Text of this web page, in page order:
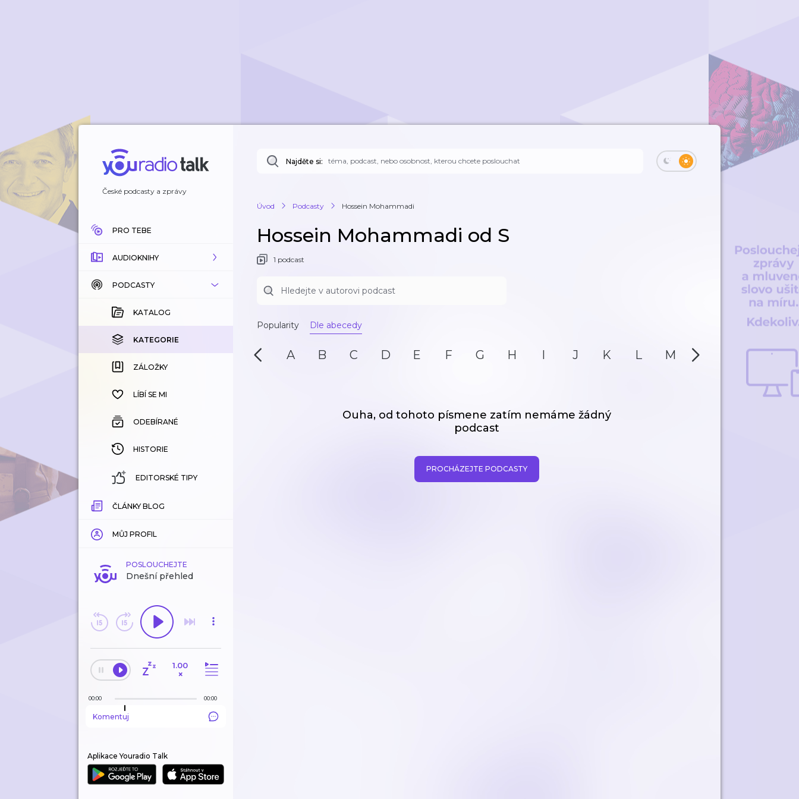
České podcasty a zprávy
PRO TEBE
AUDIOKNIHY
KATALOG
KOUPENÉ
KATEGORIE
ZÁLOŽKY
HISTORIE
PODCASTY
KATALOG
KATEGORIE
ZÁLOŽKY
LÍBÍ SE MI
ODEBÍRANÉ
HISTORIE
EDITORSKÉ TIPY
ČLÁNKY BLOG
MŮJ PROFIL
POSLOUCHEJTE
Dnešní přehled
1.00
×
00:00 00:00
Komentuj
Aplikace Youradio Talk
Najděte si:
Úvod Podcasty Hossein Mohammadi
Hossein Mohammadi od S
1 podcast
Popularity Dle abecedy
A B C D E F G H I J K L M N P
Ouha, od tohoto písmene zatím nemáme žádný
podcast
PROCHÁZEJTE PODCASTY